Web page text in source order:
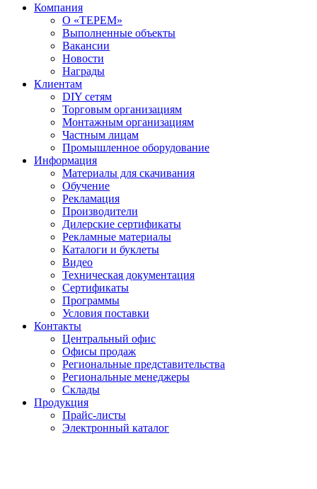
Компания
О «ТЕРЕМ»
Выполненные объекты
Вакансии
Новости
Награды
Клиентам
DIY сетям
Торговым организациям
Монтажным организациям
Частным лицам
Промышленное оборудование
Информация
Материалы для скачивания
Обучение
Рекламация
Производители
Дилерские сертификаты
Рекламные материалы
Каталоги и буклеты
Видео
Техническая документация
Сертификаты
Программы
Условия поставки
Контакты
Центральный офис
Офисы продаж
Региональные представительства
Региональные менеджеры
Склады
Продукция
Прайс-листы
Электронный каталог